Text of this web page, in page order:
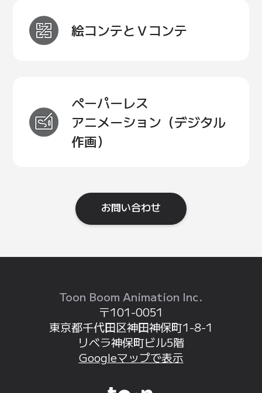
絵コンテとＶコンテ
ペーパーレス
アニメーション （デジタル
作画）
お問い合わせ
Toon Boom Animation Inc.
〒101-0051
東京都千代田区神田神保町1-8-1
リベラ神保町ビル5階
Googleマップで表示